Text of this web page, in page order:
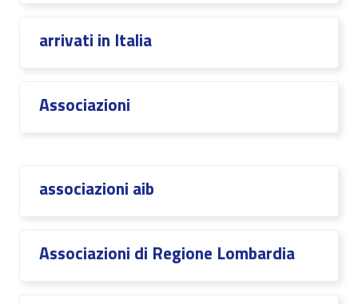
arrivati in Italia
Associazioni
associazioni aib
Associazioni di Regione Lombardia